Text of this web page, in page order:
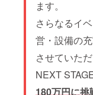
ます。
さらなるイ
営・設備の
させていた
NEXT
180万円に挑